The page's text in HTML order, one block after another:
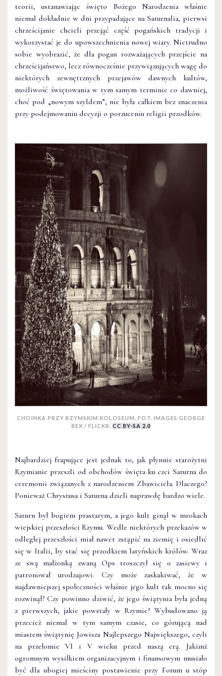
teorii, ustanawiając święto Bożego Narodzenia właśnie
niemal dokładnie w dni przypadające na Saturnalia, pierwsi
chrześcijanie chcieli przejąć część pogańskich tradycji i
wykorzystać je do upowszechnienia nowej wiary. Nietrudno
sobie wyobrazić, że dla pogan rozważających przejście na
chrześcijaństwo, lecz równocześnie przywiązujących wagę do
niektórych zewnętrznych przejawów dawnych kultów,
możliwość świętowania w tym samym terminie co dawniej,
choć pod „nowym szyldem”, nie była całkiem bez znaczenia
przy podejmowaniu decyzji o porzuceniu religii przodków.
CHOINKA PRZY RZYMSKIM KOLOSEUM, FOT. IMAGES GEORGE
REX / FLICKR, CC BY-SA 2.0
Najbardziej frapujące jest jednak to, jak płynnie starożytni
Rzymianie przeszli od obchodów święta ku czci Saturna do
ceremonii związanych z narodzeniem Zbawiciela. Dlaczego?
Ponieważ Chrystusa i Saturna dzieli naprawdę bardzo wiele.
Saturn był bogiem prastarym, a jego kult ginął w mrokach
wiejskiej przeszłości Rzymu. Wedle niektórych przekazów w
odległej przeszłości miał nawet zstąpić na ziemię i osiedlić
się w Italii, by stać się przodkiem latyńskich królów. Wraz
ze swą małżonką zwaną Ops troszczył się o zasiewy i
patronował urodzajowi. Czy może zaskakiwać, że w
najdawniejszej społeczności właśnie jego kult tak mocno się
rozwinął? Czy powinno dziwić, że jego świątynia była jedną
z pierwszych, jakie powstały w Rzymie? Wybudowano ją
przecież niemal w tym samym czasie, co górującą nad
miastem świątynię Jowisza Najlepszego Największego, czyli
na przełomie VI i V wieku przed naszą erą. Jakimż
ogromnym wysiłkiem organizacyjnym i finansowym musiało
być dla ubogiej mieściny postawienie przy Forum u stóp